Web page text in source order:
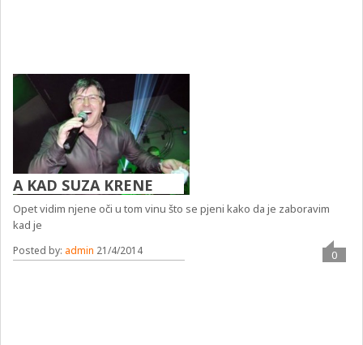
A KAD SUZA KRENE
Opet vidim njene oči u tom vinu što se pjeni kako da je zaboravim
kad je
Posted by: admin 21/4/2014 0